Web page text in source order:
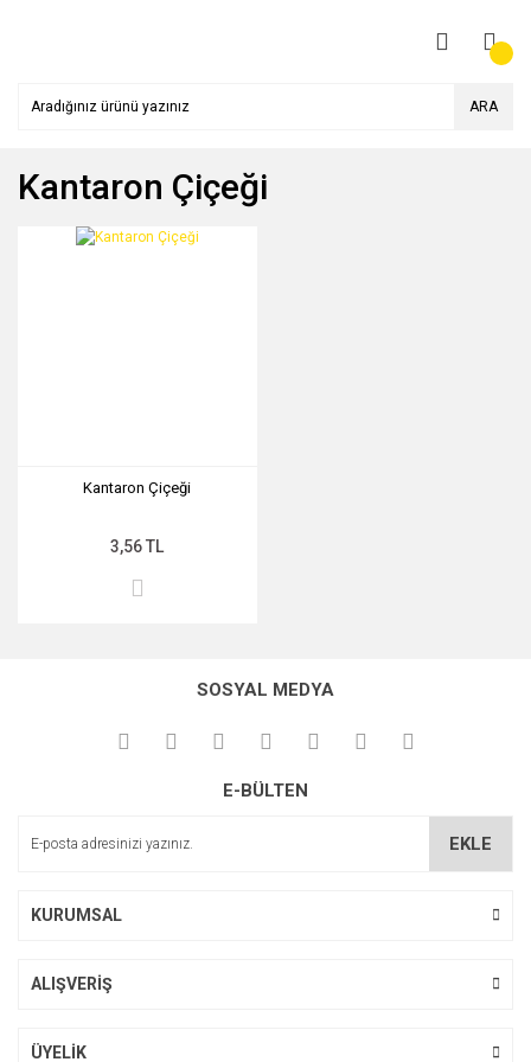
ARA
Kantaron Çiçeği
Kantaron Çiçeği
3,56 TL
SOSYAL MEDYA
E-BÜLTEN
EKLE
KURUMSAL
ALIŞVERİŞ
ÜYELİK